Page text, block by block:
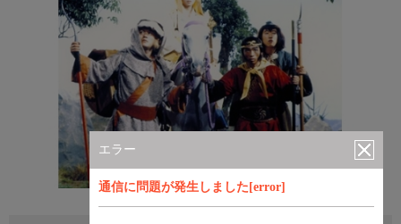
エラー
通信に問題が発生しました[error]